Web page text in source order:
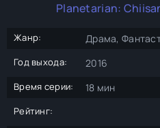
Planetarian:
Жанр: Драма,
Год выхода: 2016
Время серии: 18 мин
Рейтинг: